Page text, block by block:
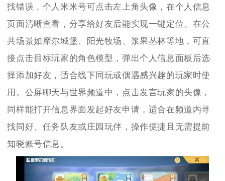
找错误，个人米米号可点击左上角头像，在个人信息
页面清晰查看，分享给好友后能实现一键定位。在公
共场景如摩尔城堡、阳光牧场、浆果丛林等地，可直
接点击目标玩家的角色模型，弹出个人信息面板后选
择添加好友，适合线下同玩或偶遇感兴趣的玩家时使
用。公屏聊天与世界频道中，点击发言玩家的头像，
同样能打开信息界面发起好友申请，适合在频道内寻
找同好、任务队友或庄园玩伴，操作便捷且无需提前
知晓账号信息。